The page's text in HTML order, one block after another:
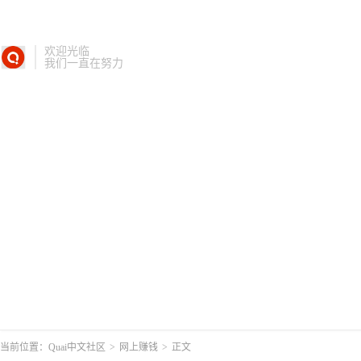
欢迎光临
我们一直在努力
当前位置： Quai中文社区 > 网上赚钱 > 正文